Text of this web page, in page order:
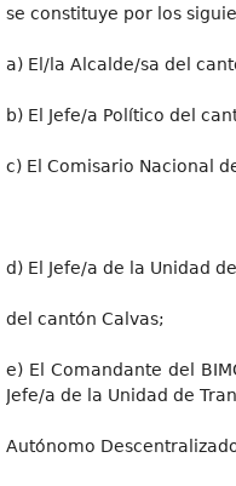
se constituye por los
a) El/la Alcalde/sa del
b) El Jefe/a Político del
c) El Comisario Nacional
d) El Jefe/a de la Unidad
del cantón Calvas;
e) El Comandante del
Jefe/a de la Unidad de
Autónomo